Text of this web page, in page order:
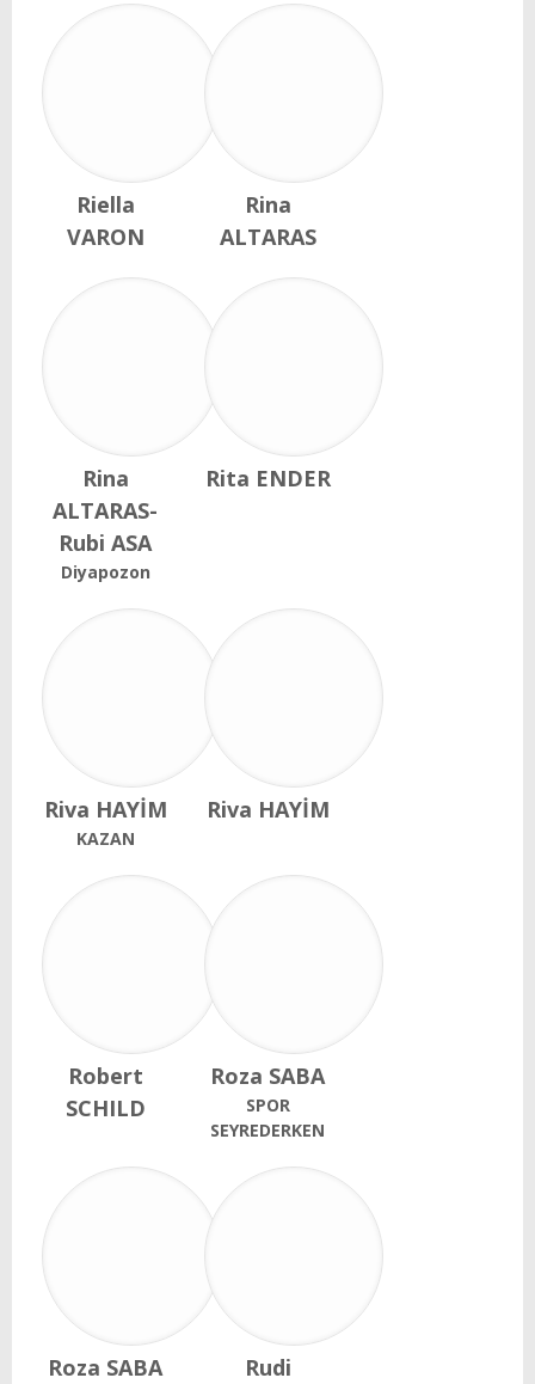
Riella
VARON
Rina
ALTARAS
Rina
ALTARAS-
Rubi ASA
Diyapozon
Rita ENDER
Riva HAYİM
KAZAN
Riva HAYİM
Robert
SCHILD
Roza SABA
SPOR
SEYREDERKEN
Roza SABA
Rudi